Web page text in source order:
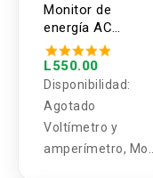
Monitor de
energía AC
110V/220V 20A
monofásico
L550.00
Disponibilidad:
Agotado
Voltímetro y
amperímetro, Moni